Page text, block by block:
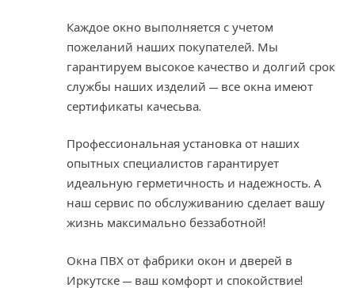
Каждое окно выполняется с учетом
пожеланий наших покупателей. Мы
гарантируем высокое качество и долгий срок
службы наших изделий — все окна имеют
сертификаты качесьва.
Профессиональная установка от наших
опытных специалистов гарантирует
идеальную герметичность и надежность. А
наш сервис по обслуживанию сделает вашу
жизнь максимально беззаботной!
Окна ПВХ от фабрики окон и дверей в
Иркутске — ваш комфорт и спокойствие!